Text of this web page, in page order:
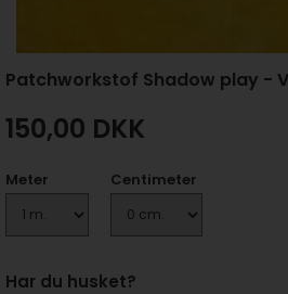
Patchworkstof Shadow play -
150,00 DKK
Meter Centimeter
Har du husket?